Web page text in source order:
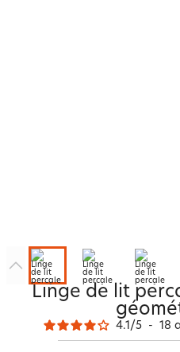
Linge de lit
4.1/5 - 18